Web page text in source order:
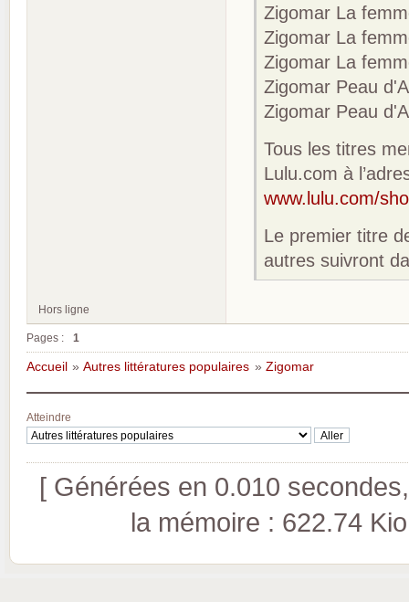
Zigomar La
Zigomar La
Zigomar La
Zigomar Peau
Zigomar Peau
Tous les titres
Lulu.com à
www.lulu.com/
Le premier titre
autres suivront
Hors ligne
Pages : 1
Accueil »Autres littératures populaires » Zigomar
Atteindre
[ Générées en 0.010
la mémoire : 622.74